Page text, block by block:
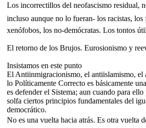
Los incorrectillos del neofascismo residual,
incluso aunque no lo fueran- los racistas, los
xenófobos, los no-demócratas. Los tontos
El retorno de los Brujos. Eurosionismo y
Insistamos en este punto
El Antiinmigracionismo, el antiislamismo, el
lo Políticamente Correcto es básicamente
es defender el Sistema; aun cuando para ello
solfa ciertos principios fundamentales del
democrático.
No es una vuelta hacia atrás. Es otra vuelta